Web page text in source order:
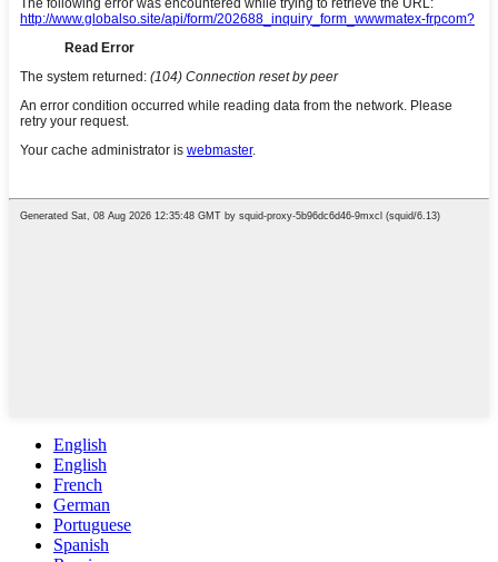
English
English
French
German
Portuguese
Spanish